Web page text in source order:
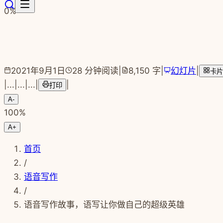
跳转到主要内容
0%
2021年9月1日 28 分钟阅读 8,150 字 幻灯片 卡
... ... ... 打印
A-
100%
A+
首页
/
语音写作
/
语音写作故事，语写让你做自己的超级英雄